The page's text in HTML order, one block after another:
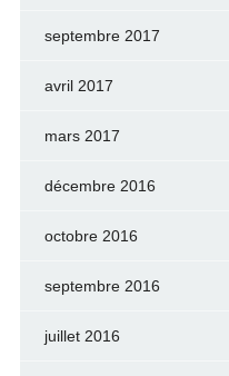
septembre 2017
avril 2017
mars 2017
décembre 2016
octobre 2016
septembre 2016
juillet 2016